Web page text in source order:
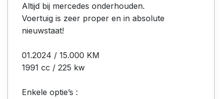
Altijd bij mercedes onderhouden.
Voertuig is zeer proper en in absolute
nieuwstaat!
01.2024 / 15.000 KM
1991 cc / 225 kw
Enkele optie’s :